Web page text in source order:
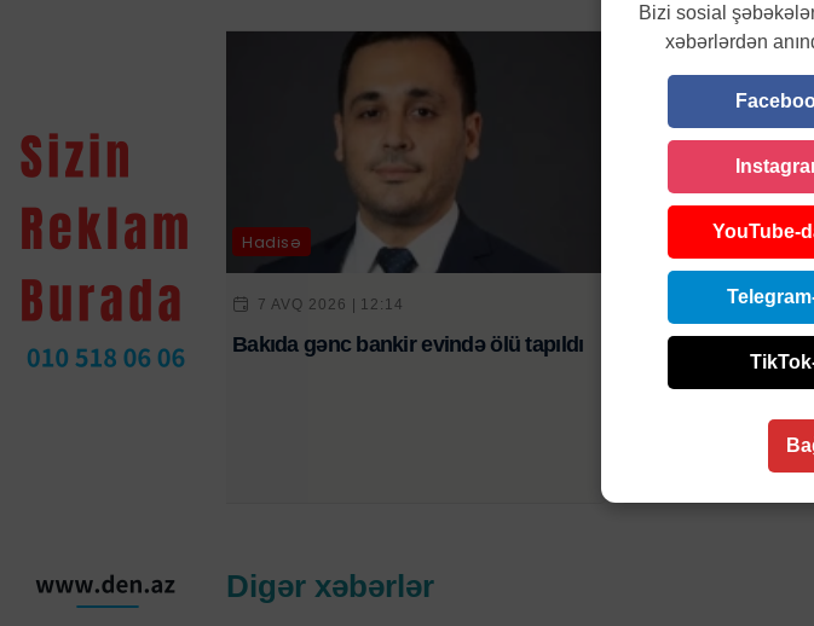
Hadisə
7 AVQ 2026 | 12:14
Bakıda gənc bankir evində ölü tapıldı
6 AVQ 2026 | 21:01
Bibim həkim
oldu-Zərdabda
Digər xəbərlər
Bizi sosial
xəbərlərdən
YouTube-